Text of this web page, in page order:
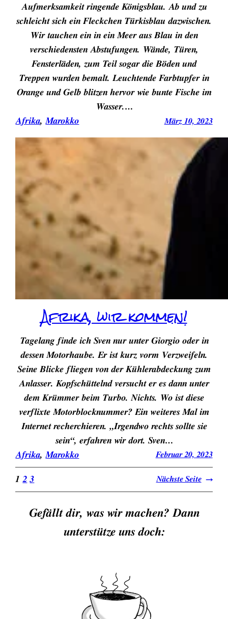
Aufmerksamkeit ringende Königsblau. Ab und zu
schleicht sich ein Fleckchen Türkisblau dazwischen.
Wir tauchen ein in ein Meer aus Blau in den
verschiedensten Abstufungen. Wände, Türen,
Fensterläden, zum Teil sogar die Böden und
Treppen wurden bemalt. Leuchtende Farbtupfer in
Orange und Gelb blitzen hervor wie bunte Fische im
Wasser.…
Afrika, Marokko März 10, 2023
Afrika, wir kommen!
Tagelang finde ich Sven nur unter Giorgio oder in
dessen Motorhaube. Er ist kurz vorm Verzweifeln.
Seine Blicke fliegen von der Kühlerabdeckung zum
Anlasser. Kopfschüttelnd versucht er es dann unter
dem Krümmer beim Turbo. Nichts. Wo ist diese
verflixte Motorblocknummer? Ein weiteres Mal im
Internet recherchieren. „Irgendwo rechts sollte sie
sein“, erfahren wir dort. Sven…
Afrika, Marokko Februar 20, 2023
1 2 3 Nächste Seite →
Gefällt dir, was wir machen? Dann
unterstütze uns doch: